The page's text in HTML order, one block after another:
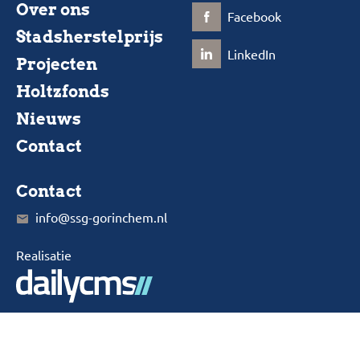
Over ons
Stadsherstelprijs
Projecten
Holtzfonds
Nieuws
Contact
Facebook
LinkedIn
Contact
info@ssg-gorinchem.nl
Realisatie